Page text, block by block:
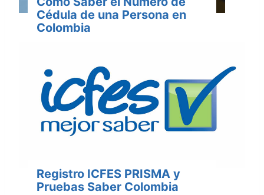
Cédula de una Persona en
Colombia
Registro ICFES PRISMA y
Pruebas Saber Colombia